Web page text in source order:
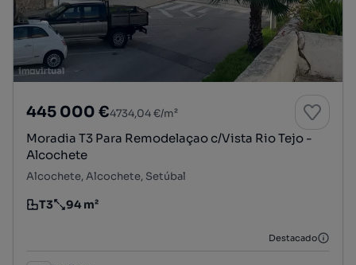
445 000 €4734,04 €/m²
Moradia T3 Para Remodelaçao c/Vista Rio Tejo -
Alcochete
Alcochete, Alcochete, Setúbal
Tipologia
T3
Preço por metro quadrado
94 m²
Destacado